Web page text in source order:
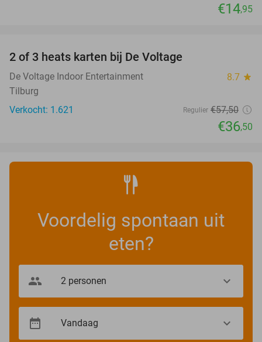
€14,95
2 of 3 heats karten bij De Voltage
De Voltage Indoor Entertainment 8.7 star
Tilburg
Verkocht: 1.621
Regulier €57,50
€36,50
Voordelig spontaan uit
eten?